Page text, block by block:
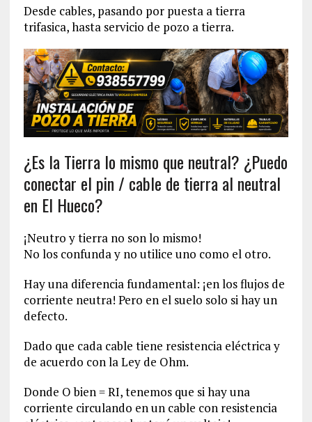
Desde cables, pasando por puesta a tierra
trifasica, hasta servicio de pozo a tierra.
¿Es la Tierra lo mismo que neutral? ¿Puedo
conectar el pin / cable de tierra al neutral
en El Hueco?
¡Neutro y tierra no son lo mismo!
No los confunda y no utilice uno como el otro.
Hay una diferencia fundamental: ¡en los flujos de
corriente neutra! Pero en el suelo solo si hay un
defecto.
Dado que cada cable tiene resistencia eléctrica y
de acuerdo con la Ley de Ohm.
Donde O bien = RI, tenemos que si hay una
corriente circulando en un cable con resistencia